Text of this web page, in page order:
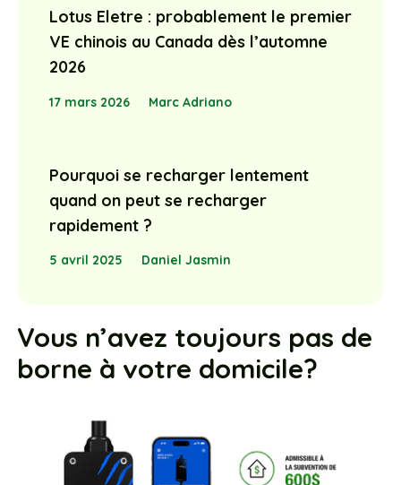
Lotus Eletre : probablement le premier
VE chinois au Canada dès l’automne
2026
17 mars 2026 Marc Adriano
Pourquoi se recharger lentement
quand on peut se recharger
rapidement ?
5 avril 2025 Daniel Jasmin
Vous n’avez toujours pas de
borne à votre domicile?